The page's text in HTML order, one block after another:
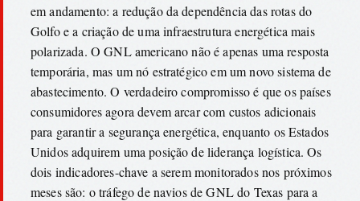
em andamento: a redução da dependência das rotas do
Golfo e a criação de uma infraestrutura energética mais
polarizada. O GNL americano não é apenas uma resposta
temporária, mas um nó estratégico em um novo sistema de
abastecimento. O verdadeiro compromisso é que os países
consumidores agora devem arcar com custos adicionais
para garantir a segurança energética, enquanto os Estados
Unidos adquirem uma posição de liderança logística. Os
dois indicadores-chave a serem monitorados nos próximos
meses são: o tráfego de navios de GNL do Texas para a